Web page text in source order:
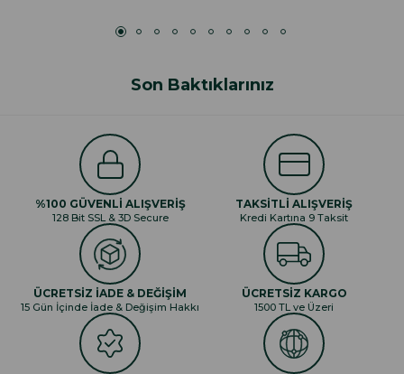
Son Baktıklarınız
%100 GÜVENLİ ALIŞVERİŞ
128 Bit SSL & 3D Secure
TAKSİTLİ ALIŞVERİŞ
Kredi Kartına 9 Taksit
ÜCRETSİZ İADE & DEĞİŞİM
15 Gün İçinde İade & Değişim Hakkı
ÜCRETSİZ KARGO
1500 TL ve Üzeri